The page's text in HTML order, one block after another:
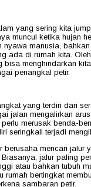
yang sering kita
muncul ketika hujan
nyawa manusia,
ada di rumah kita.
bisa menghindarkan
penangkal petir.
yang terdiri dari
jalan mengalirkan
merusak benda-
seringkali terjadi
berusaha mencari jalur
jalur paling
atau bahkan tubuh
rumah bertingkat
sambaran petir.